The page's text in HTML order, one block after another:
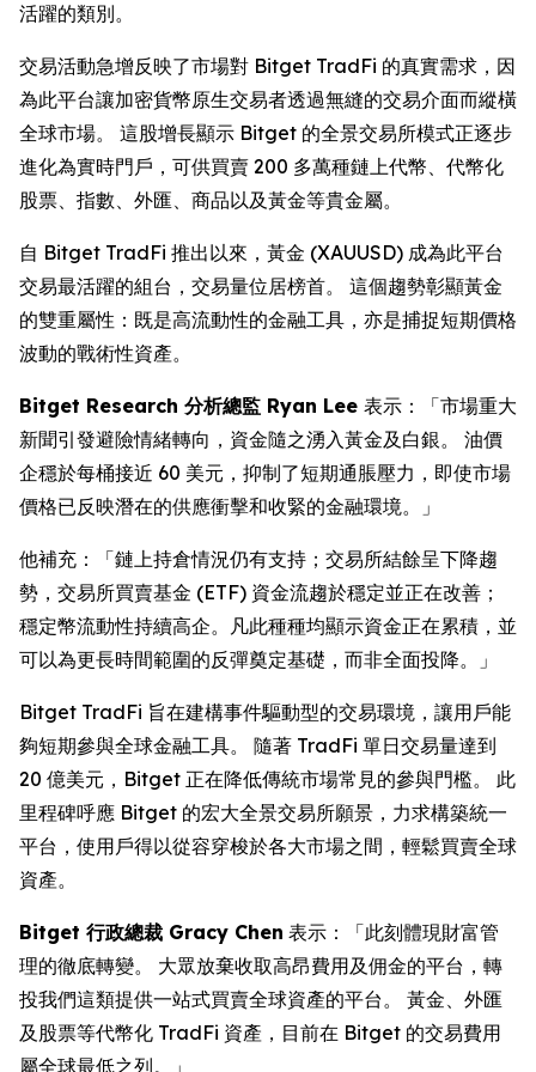
活躍的類別。
交易活動急增反映了市場對 Bitget TradFi 的真實需求，因
為此平台讓加密貨幣原生交易者透過無縫的交易介面而縱橫
全球市場。 這股增長顯示 Bitget 的全景交易所模式正逐步
進化為實時門戶，可供買賣 200 多萬種鏈上代幣、代幣化
股票、指數、外匯、商品以及黃金等貴金屬。
自 Bitget TradFi 推出以來，黃金 (XAUUSD) 成為此平台
交易最活躍的組台，交易量位居榜首。 這個趨勢彰顯黃金
的雙重屬性：既是高流動性的金融工具，亦是捕捉短期價格
波動的戰術性資產。
Bitget Research 分析總監 Ryan Lee 表示：「市場重大
新聞引發避險情緒轉向，資金隨之湧入黃金及白銀。 油價
企穩於每桶接近 60 美元，抑制了短期通脹壓力，即使市場
價格已反映潛在的供應衝擊和收緊的金融環境。」
他補充：「鏈上持倉情況仍有支持；交易所結餘呈下降趨
勢，交易所買賣基金 (ETF) 資金流趨於穩定並正在改善；
穩定幣流動性持續高企。凡此種種均顯示資金正在累積，並
可以為更長時間範圍的反彈奠定基礎，而非全面投降。」
Bitget TradFi 旨在建構事件驅動型的交易環境，讓用戶能
夠短期參與全球金融工具。 隨著 TradFi 單日交易量達到
20 億美元，Bitget 正在降低傳統市場常見的參與門檻。 此
里程碑呼應 Bitget 的宏大全景交易所願景，力求構築統一
平台，使用戶得以從容穿梭於各大市場之間，輕鬆買賣全球
資產。
Bitget 行政總裁 Gracy Chen 表示：「此刻體現財富管
理的徹底轉變。 大眾放棄收取高昂費用及佣金的平台，轉
投我們這類提供一站式買賣全球資產的平台。 黃金、外匯
及股票等代幣化 TradFi 資產，目前在 Bitget 的交易費用
屬全球最低之列。」